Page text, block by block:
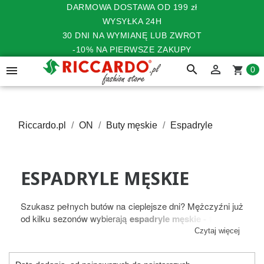
DARMOWA DOSTAWA OD 199 zł
WYSYŁKA 24H
30 DNI NA WYMIANĘ LUB ZWROT
-10% NA PIERWSZE ZAKUPY
 search  shopping_cart 0
Riccardo.pl ON Buty męskie Espadryle
ESPADRYLE MĘSKIE
Szukasz pełnych butów na cieplejsze dni? Mężczyźni już
od kilku sezonów wybierają espadryle męskie - to lekkie
, które doskonale sprawdzą się w letnich,
mogą być wsuwane, wiązane (przypominające
Czytaj więcej